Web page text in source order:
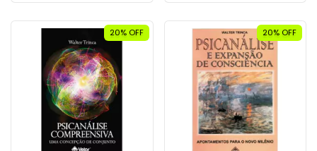
20% OFF 20% OFF